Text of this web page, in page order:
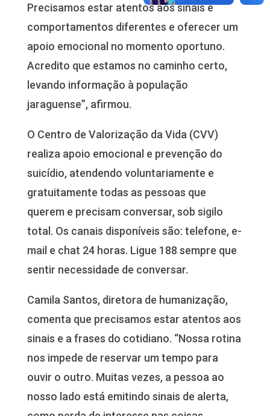
Precisamos estar atentos aos sinais e
comportamentos diferentes e oferecer um
apoio emocional no momento oportuno.
Acredito que estamos no caminho certo,
levando informação à população
jaraguense”, afirmou.
O Centro de Valorização da Vida (CVV)
realiza apoio emocional e prevenção do
suicídio, atendendo voluntariamente e
gratuitamente todas as pessoas que
querem e precisam conversar, sob sigilo
total. Os canais disponíveis são: telefone, e-
mail e chat 24 horas. Ligue 188 sempre que
sentir necessidade de conversar.
Camila Santos, diretora de humanização,
comenta que precisamos estar atentos aos
sinais e a frases do cotidiano. “Nossa rotina
nos impede de reservar um tempo para
ouvir o outro. Muitas vezes, a pessoa ao
nosso lado está emitindo sinais de alerta,